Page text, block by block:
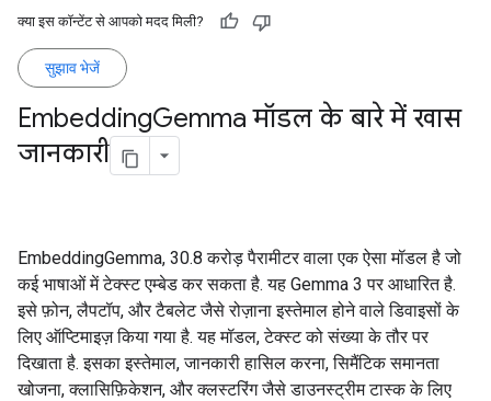
क्या इस कॉन्टेंट से आपको मदद मिली?
सुझाव भेजें
EmbeddingGemma मॉडल के बारे में खास
जानकारी
EmbeddingGemma, 30.8 करोड़ पैरामीटर वाला एक ऐसा मॉडल है जो
कई भाषाओं में टेक्स्ट एम्बेड कर सकता है. यह Gemma 3 पर आधारित है.
इसे फ़ोन, लैपटॉप, और टैबलेट जैसे रोज़ाना इस्तेमाल होने वाले डिवाइसों के
लिए ऑप्टिमाइज़ किया गया है. यह मॉडल, टेक्स्ट को संख्या के तौर पर
दिखाता है. इसका इस्तेमाल, जानकारी हासिल करना, सिमैंटिक समानता
खोजना, क्लासिफ़िकेशन, और क्लस्टरिंग जैसे डाउनस्ट्रीम टास्क के लिए